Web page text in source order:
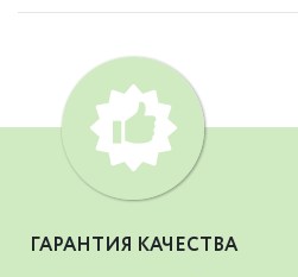
ГАРАНТИЯ КАЧЕСТВА